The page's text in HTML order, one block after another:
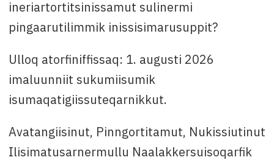
Nukissiutinut Ilisimatusarnermullu
Naalakkersuisoqarfik
Attavissaq
: Natuk Lund Meire, tlf. +299
346476-mut, e-mail: natl@nanoq.gl,
saaffigalugu pissarsisoqarsinnaavoq.
ineriartortitsinissamut sulinermi
pingaarutilimmik inissisimarusuppit?
Ulloq atorfiniffissaq: 1. augusti 2026
imaluunniit sukumiisumik
isumaqatigiissuteqarnikkut.
Avatangiisinut, Pinngortitamut, Nukissiutinut
Ilisimatusarnermullu Naalakkersuisoqarfik